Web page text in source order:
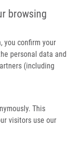
browsing
you confirm your
personal data and
(including
This
visitors use our